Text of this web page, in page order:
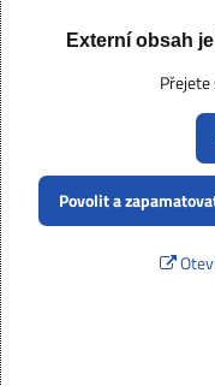
Externí obsah
Povolit a